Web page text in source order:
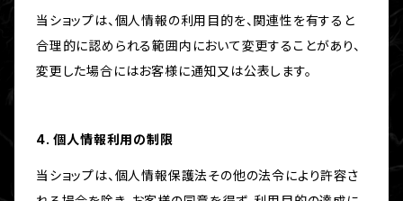
当ショップは、個人情報の利用目的を、関連性を有すると
合理的に認められる範囲内において変更することがあり、
変更した場合にはお客様に通知又は公表します。
4. 個人情報利用の制限
当ショップは、個人情報保護法その他の法令により許容さ